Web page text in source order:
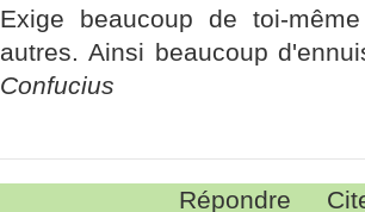
Exige beaucoup de toi-
autres. Ainsi beaucoup
Confucius
Répondre